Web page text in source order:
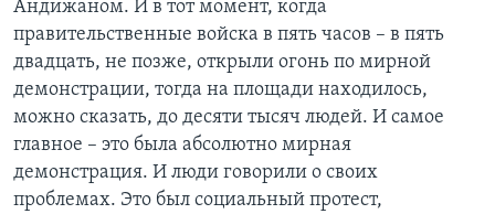
Андижаном. И в тот момент, когда
правительственные войска в пять часов – в пять
двадцать, не позже, открыли огонь по мирной
демонстрации, тогда на площади находилось,
можно сказать, до десяти тысяч людей. И самое
главное – это была абсолютно мирная
демонстрация. И люди говорили о своих
проблемах. Это был социальный протест,